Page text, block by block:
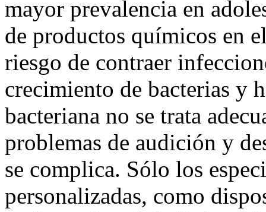
mayor prevalencia en
de productos químicos en
riesgo de contraer
crecimiento de bacterias y
bacteriana no se trata
problemas de audición y
se complica. Sólo los
personalizadas, como